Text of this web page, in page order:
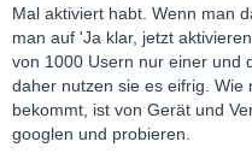
Mal aktiviert habt. Wenn man
man auf 'Ja klar, jetzt
von 1000 Usern nur einer und
daher nutzen sie es eifrig.
bekommt, ist von Gerät und
googlen und probieren.